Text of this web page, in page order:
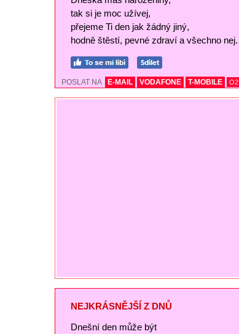
tak si je moc užívej,
přejeme Ti den jak žádný jiný,
hodně štěstí, pevné zdraví a všechno nej.
POSLAT NA E-MAIL VODAFONE T-MOBILE O2
NEJKRÁSNĚJŠÍ Z DNŮ
Dnešní den může být